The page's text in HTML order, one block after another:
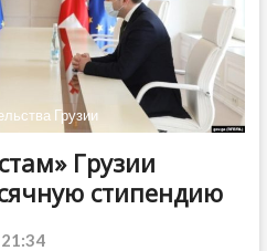
Грузии
Грузии
стипендию